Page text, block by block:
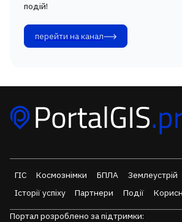
подій!
перейти на канал
ГІС Космознімки БПЛА Землеустрій
Історії успіху
Партнери Події
Портал розроблено за підтримки: